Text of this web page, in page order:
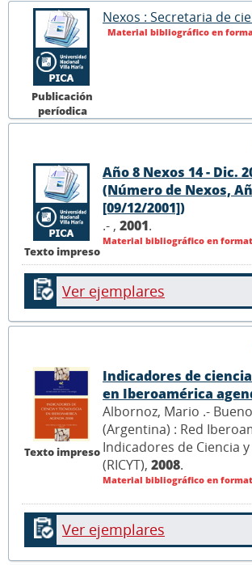
Publicación
períodica
Nexos : Secretaria de
Material bibliográfico en
Texto impreso
Año 8 Nexos 14 - Dic.
(Número de Nexos,
[09/12/2001])
.- , 2001.
Material bibliográfico en
Ver ejemplares
Texto impreso
Indicadores de
en Iberoamérica
Albornoz, Mario .-
(Argentina) : Red
Indicadores de Ciencia
(RICYT), 2008.
Material bibliográfico en
Ver ejemplares